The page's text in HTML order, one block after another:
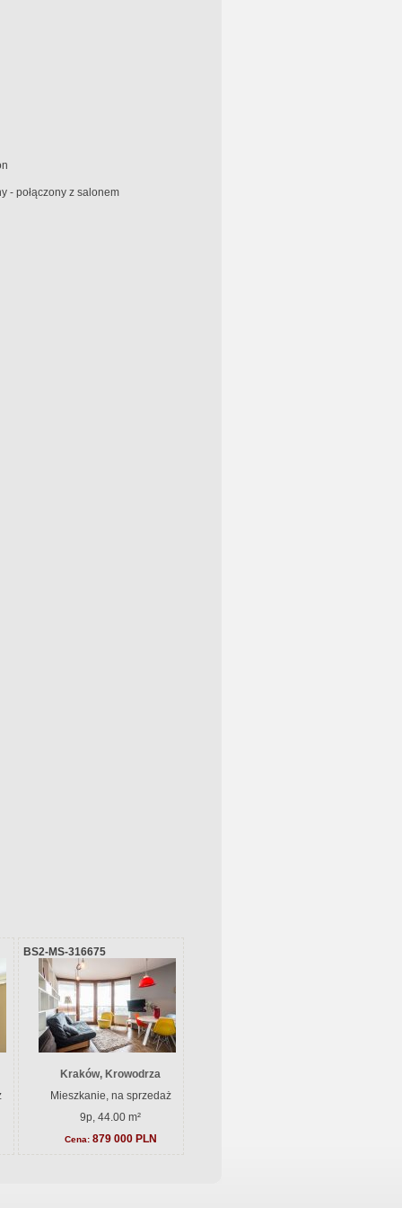
- połączony z salonem
BS2-MS-316675
Kraków, Krowodrza
Mieszkanie, na sprzedaż
9p, 44.00 m²
Cena: 879 000 PLN